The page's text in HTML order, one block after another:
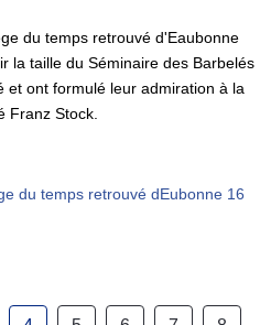
du temps retrouvé d'Eaubonne
la taille du Séminaire des Barbelés
et ont formulé leur admiration à la
Franz Stock.